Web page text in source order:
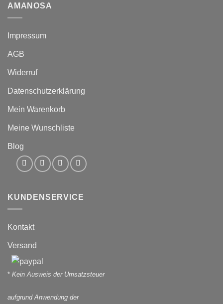
AMANOSA
Impressum
AGB
Widerruf
Datenschutzerklärung
Mein Warenkorb
Meine Wunschliste
Blog
KUNDENSERVICE
Kontakt
Versand
* Kein Ausweis der Umsatzsteuer
aufgrund Anwendung der